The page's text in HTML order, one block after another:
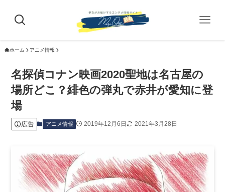
ホーム アニメ情報
名探偵コナン映画2020聖地は名古屋の
場所どこ？緋色の弾丸で赤井が愛知に登
場
広告 アニメ情報 2019年12月6日 2021年3月28日